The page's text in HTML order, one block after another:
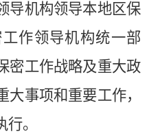
导机构领导本地区保
作领导机构统一部
密工作战略及重大政
事项和重要工作，
。